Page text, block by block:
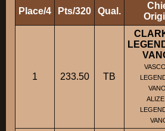
Place/4 Pts/320 Qual.
1 233.50 TB